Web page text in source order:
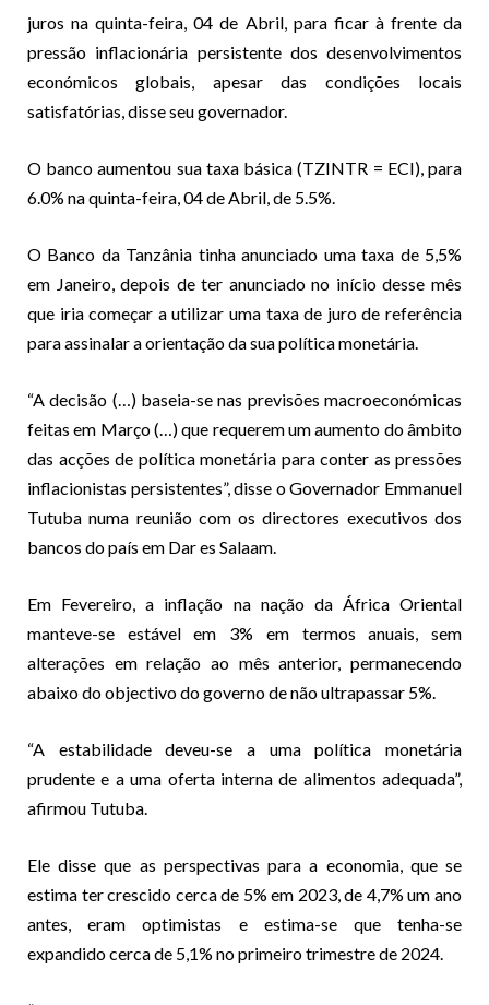
juros na quinta-feira, 04 de Abril, para ficar à frente da
pressão inflacionária persistente dos desenvolvimentos
económicos globais, apesar das condições locais
satisfatórias, disse seu governador.
O banco aumentou sua taxa básica (TZINTR = ECI), para
6.0% na quinta-feira, 04 de Abril, de 5.5%.
O Banco da Tanzânia tinha anunciado uma taxa de 5,5%
em Janeiro, depois de ter anunciado no início desse mês
que iria começar a utilizar uma taxa de juro de referência
para assinalar a orientação da sua política monetária.
“A decisão (…) baseia-se nas previsões macroeconómicas
feitas em Março (…) que requerem um aumento do âmbito
das acções de política monetária para conter as pressões
inflacionistas persistentes”, disse o Governador Emmanuel
Tutuba numa reunião com os directores executivos dos
bancos do país em Dar es Salaam.
Em Fevereiro, a inflação na nação da África Oriental
manteve-se estável em 3% em termos anuais, sem
alterações em relação ao mês anterior, permanecendo
abaixo do objectivo do governo de não ultrapassar 5%.
“A estabilidade deveu-se a uma política monetária
prudente e a uma oferta interna de alimentos adequada”,
afirmou Tutuba.
Ele disse que as perspectivas para a economia, que se
estima ter crescido cerca de 5% em 2023, de 4,7% um ano
antes, eram optimistas e estima-se que tenha-se
expandido cerca de 5,1% no primeiro trimestre de 2024.